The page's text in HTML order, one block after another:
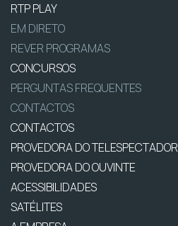
RTP PLAY
EM DIRETO
REVER PROGRAMAS
CONCURSOS
PERGUNTAS FREQUENTES
CONTACTOS
CONTACTOS
PROVEDORA DO TELESPECTADOR
PROVEDORA DO OUVINTE
ACESSIBILIDADES
SATÉLITES